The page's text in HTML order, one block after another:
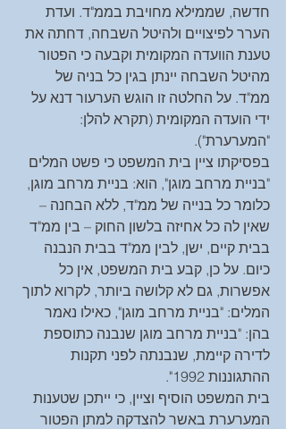
חדשה, שממילא מחויבת בממ"ד. ועדת
הערר לפיצויים ולהיטל השבחה, דחתה את
טענת הוועדה המקומית וקבעה כי הפטור
מהיטל השבחה יינתן בגין כל בניה של
ממ"ד. על החלטה זו הוגש הערעור דנא על
ידי הועדה המקומית (תקרא להלן:
"המערערת").
בפסיקתו ציין בית המשפט כי פשט המלים
"בניית מרחב מוגן", הוא: בניית מרחב מוגן,
כלומר כל בנייה של ממ"ד, ללא הבחנה –
שאין לה כל אחיזה בלשון החוק – בין ממ"ד
בבית קיים, ישן, לבין ממ"ד בבית הנבנה
כיום. על כן, קבע בית המשפט, אין כל
אפשרות, גם לא קלושה ביותר, לקרוא לתוך
המלים: "בניית מרחב מוגן", כאילו נאמר
בהן: "בניית מרחב מוגן שנבנה כתוספת
לדירה קיימת, שנבנתה לפני תקנות
ההתגוננות 1992".
בית המשפט הוסיף וציין, כי ייתכן שטענות
המערערת באשר להצדקה למתן הפטור